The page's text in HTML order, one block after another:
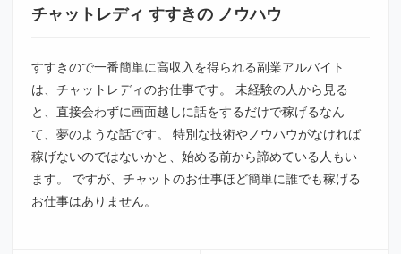
チャットレディ すすきの ノウハウ
すすきので一番簡単に高収入を得られる副業アルバイト
は、チャットレディのお仕事です。 未経験の人から見る
と、直接会わずに画面越しに話をするだけで稼げるなん
て、夢のような話です。 特別な技術やノウハウがなければ
稼げないのではないかと、始める前から諦めている人もい
ます。 ですが、チャットのお仕事ほど簡単に誰でも稼げる
お仕事はありません。